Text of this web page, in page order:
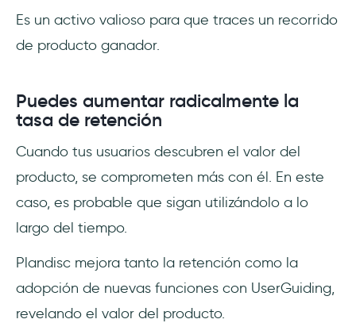
Es un activo valioso para que traces un recorrido
de producto ganador.
Puedes aumentar radicalmente la
tasa de retención
Cuando tus usuarios descubren el valor del
producto, se comprometen más con él. En este
caso, es probable que sigan utilizándolo a lo
largo del tiempo.
Plandisc mejora tanto la retención como la
adopción de nuevas funciones con UserGuiding,
revelando el valor del producto.